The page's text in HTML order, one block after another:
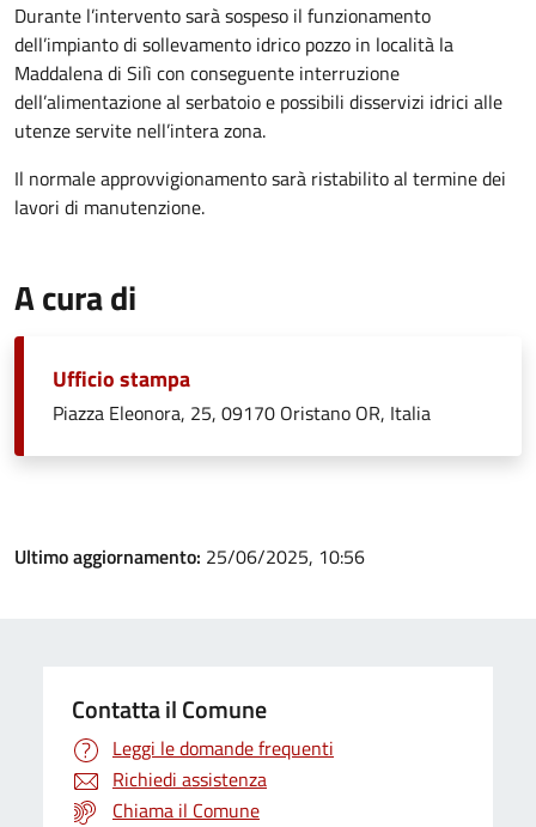
Durante l’intervento sarà sospeso il funzionamento
dell’impianto di sollevamento idrico pozzo in località la
Maddalena di Silì con conseguente interruzione
dell’alimentazione al serbatoio e possibili disservizi idrici alle
utenze servite nell’intera zona.
Il normale approvvigionamento sarà ristabilito al termine dei
lavori di manutenzione.
A cura di
Ufficio stampa
Piazza Eleonora, 25, 09170 Oristano OR, Italia
Ultimo aggiornamento: 25/06/2025, 10:56
Contatta il Comune
Leggi le domande frequenti
Richiedi assistenza
Chiama il Comune